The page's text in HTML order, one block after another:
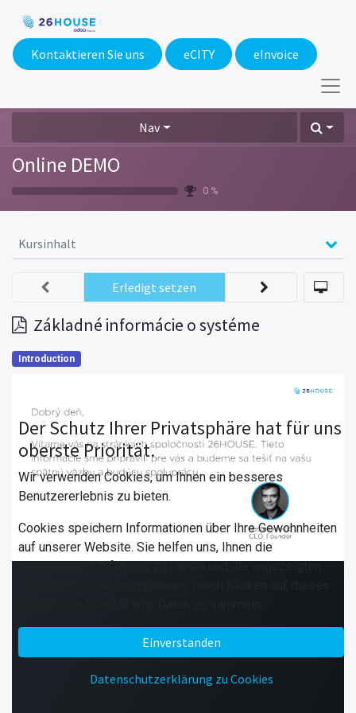
Kontaktieren Sie uns eCITY​ eInvoice
Nav
Online DEMO
0 %
Kursinhalt
Základné informácie o systéme
Erledigt setzen
Introduction
Der Schutz Ihrer Privatsphäre hat für uns
oberste Priorität.
Wir verwenden Cookies, um Ihnen ein besseres
Benutzererlebnis zu bieten.
Cookies speichern Informationen über Ihre Gewohnheiten
auf unserer Website. Sie helfen uns, Ihnen die
bestmögliche Erfahrung zu bieten und die angezeigten
Einverstanden
Datenschutzerklärung zu Cookies